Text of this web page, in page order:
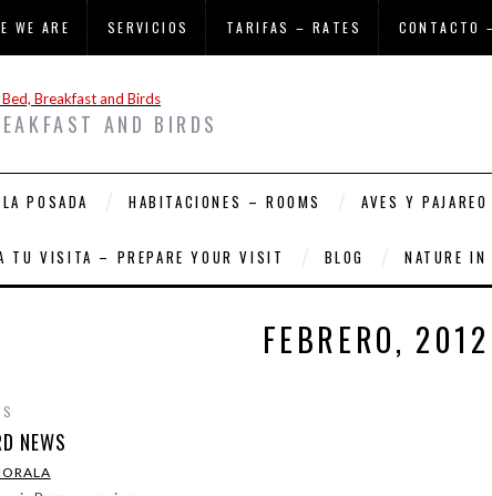
WE ARE SERVICIOS TARIFAS – RATES CONTACTO
AND BIRDS
LA POSADA HABITACIONES – ROOMS AVES Y
TU VISITA – PREPARE YOUR VISIT BLOG NATURE
FEBRERO, 2012
NEWS